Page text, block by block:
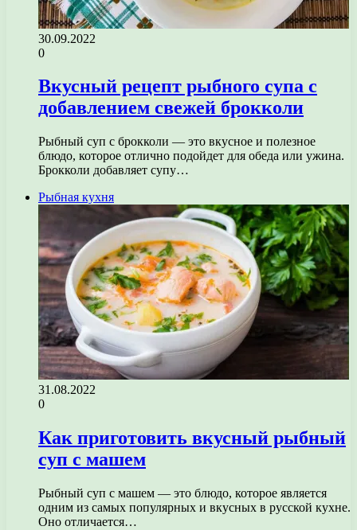
30.09.2022
0
Вкусный рецепт рыбного супа с
добавлением свежей брокколи
Рыбный суп с брокколи — это вкусное и полезное
блюдо, которое отлично подойдет для обеда или ужина.
Брокколи добавляет супу…
Рыбная кухня
31.08.2022
0
Как приготовить вкусный рыбный
суп с машем
Рыбный суп с машем — это блюдо, которое является
одним из самых популярных и вкусных в русской кухне.
Оно отличается…